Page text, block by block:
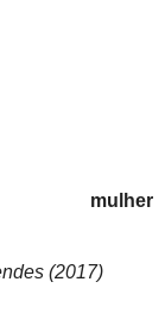
mulher
(2017)